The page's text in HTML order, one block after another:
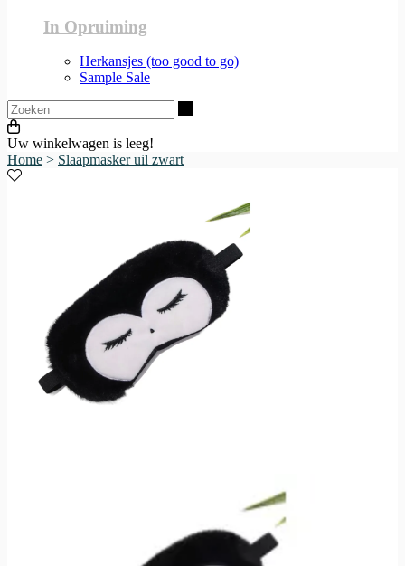
In Opruiming
Herkansjes (too good to go)
Sample Sale
Uw winkelwagen is leeg!
Home > Slaapmasker uil zwart